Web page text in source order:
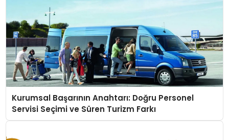
Kurumsal Başarının Anahtarı: Doğru Personel
Servisi Seçimi ve Süren Turizm Farkı